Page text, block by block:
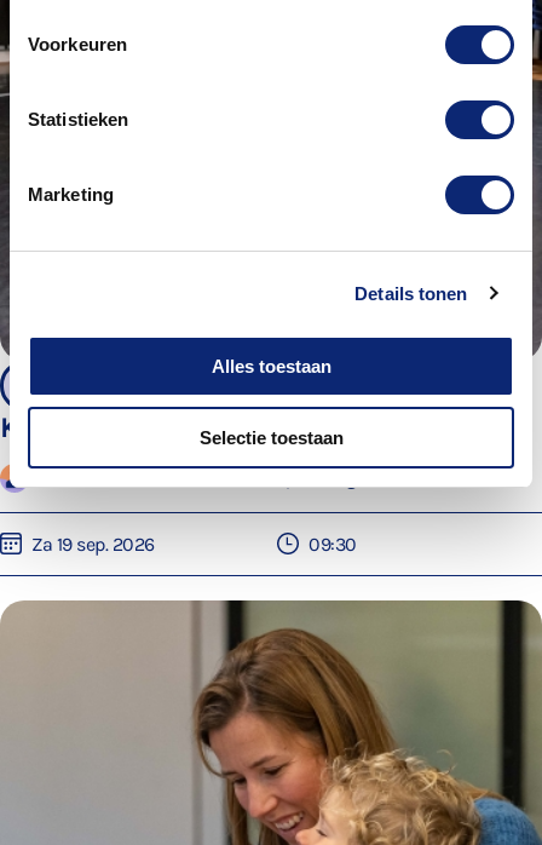
Voorkeuren
Statistieken
Marketing
Details tonen
Alles toestaan
Selectie toestaan
Kunsthoppen voor kleuters
Za 19 sep. 2026 09:30